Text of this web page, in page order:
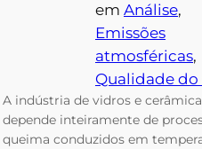
em Análise
Emissões
atmosféricas
Qualidade do
A indústria de vidros e
depende inteiramente de
queima conduzidos em